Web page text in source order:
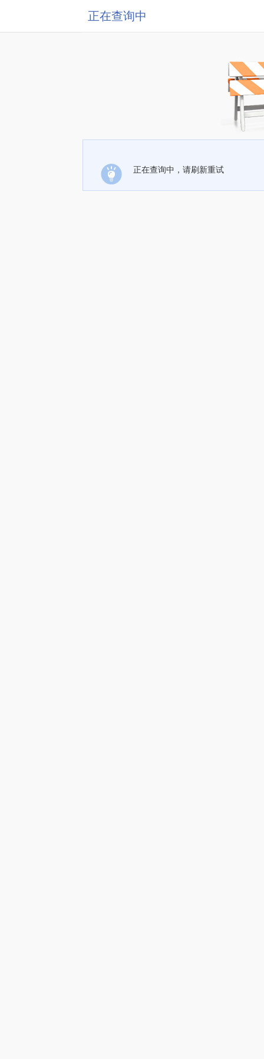
正在查询中
正在查询中，请刷新重试